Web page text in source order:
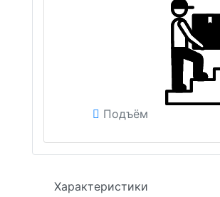
Подъём
Характеристики